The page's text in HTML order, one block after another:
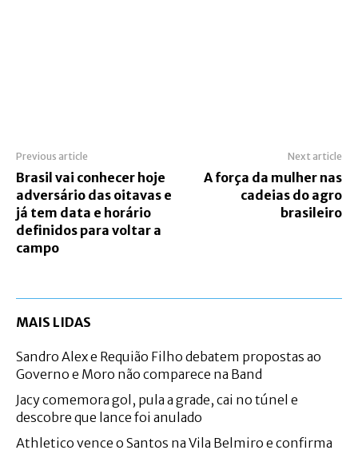
Previous article
Brasil vai conhecer hoje
adversário das oitavas e
já tem data e horário
definidos para voltar a
campo
Next article
A força da mulher nas
cadeias do agro
brasileiro
MAIS LIDAS
Sandro Alex e Requião Filho debatem propostas ao
Governo e Moro não comparece na Band
Jacy comemora gol, pula a grade, cai no túnel e
descobre que lance foi anulado
Athletico vence o Santos na Vila Belmiro e confirma